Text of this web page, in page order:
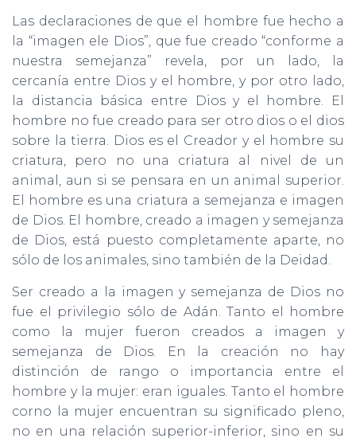
Las declaraciones de que el hombre fue hecho a
la “imagen ele Dios”, que fue creado “conforme a
nuestra semejanza” revela, por un lado, la
cercanía entre Dios y el hombre, y por otro lado,
la distancia básica entre Dios y el hombre. El
hombre no fue creado para ser otro dios o el dios
sobre la tierra. Dios es el Creador y el hombre su
criatura, pero no una criatura al nivel de un
animal, aun si se pensara en un animal superior.
El hombre es una criatura a semejanza e imagen
de Dios. El hombre, creado a imagen y semejanza
de Dios, está puesto completamente aparte, no
sólo de los animales, sino también de la Deidad.
Ser creado a la imagen y semejanza de Dios no
fue el privilegio sólo de Adán. Tanto el hombre
como la mujer fueron creados a imagen y
semejanza de Dios. En la creación no hay
distinción de rango o importancia entre el
hombre y la mujer: eran iguales. Tanto el hombre
corno la mujer encuentran su significado pleno,
no en una relación superior-inferior, sino en su